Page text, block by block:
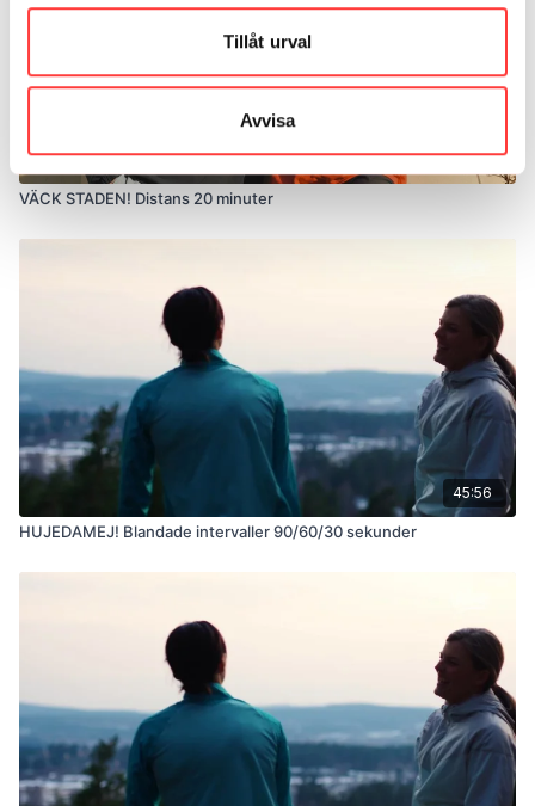
Tillåt urval
Avvisa
20:52
VÄCK STADEN! Distans 20 minuter
45:56
HUJEDAMEJ! Blandade intervaller 90/60/30 sekunder